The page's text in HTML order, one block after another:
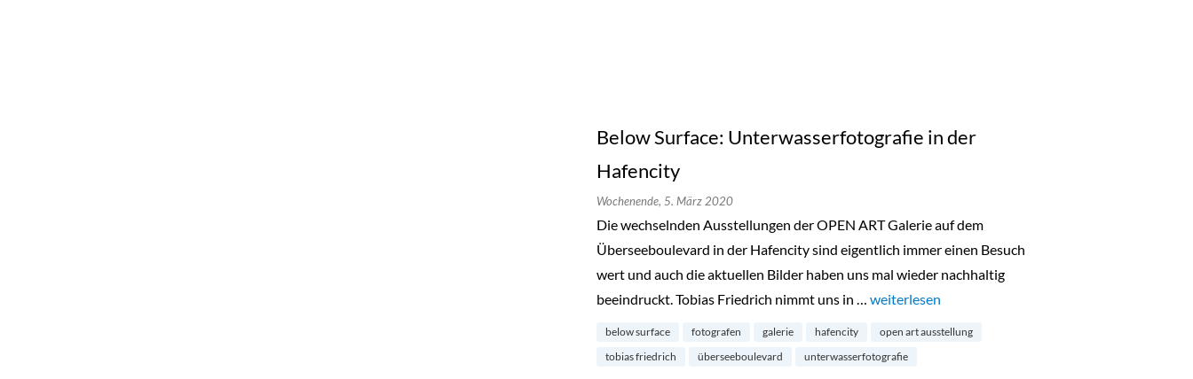
Below Surface: Unterwasserfotografie in der
Hafencity
Wochenende, 5. März 2020
Die wechselnden Ausstellungen der OPEN ART Galerie auf dem
Überseeboulevard in der Hafencity sind eigentlich immer einen Besuch
wert und auch die aktuellen Bilder haben uns mal wieder nachhaltig
beeindruckt. Tobias Friedrich nimmt uns in … „Below Surface: Unterwasserfotografie in der
weiterlesen
below surface fotografen galerie hafencity
open art ausstellung
tobias friedrich
überseeboulevard unterwasserfotografie